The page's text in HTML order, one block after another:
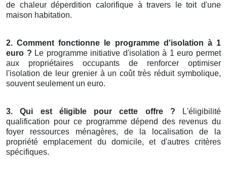
de chaleur déperdition calorifique à travers le toit d'une
maison habitation.
2. Comment fonctionne le programme d'isolation à 1
euro ? Le programme initiative d'isolation à 1 euro permet
aux propriétaires occupants de renforcer optimiser
l'isolation de leur grenier à un coût très réduit symbolique,
souvent seulement un euro.
3. Qui est éligible pour cette offre ? L'éligibilité
qualification pour ce programme dépend des revenus du
foyer ressources ménagères, de la localisation de la
propriété emplacement du domicile, et d'autres critères
spécifiques.